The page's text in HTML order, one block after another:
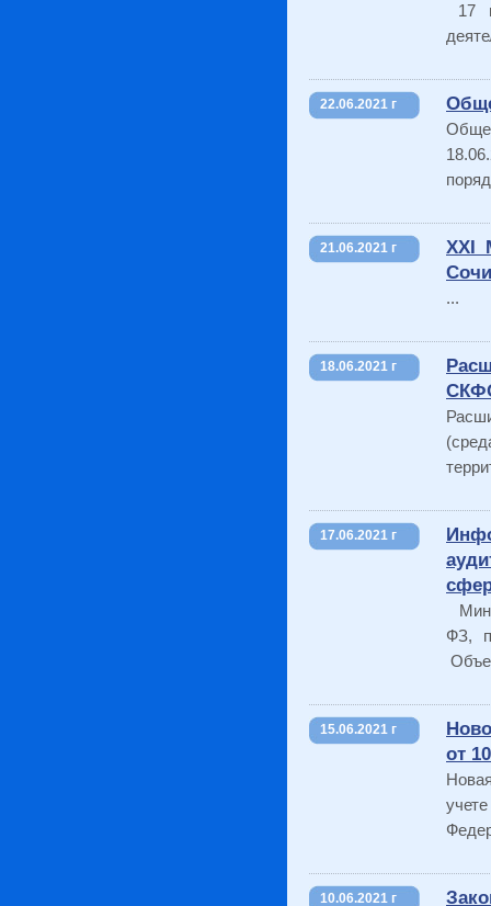
17
22.06.2021 г
21.06.2021 г
XXI
Сочи
...
18.06.2021 г
17.06.2021 г
ФЗ,
15.06.2021 г
от
10.06.2021 г